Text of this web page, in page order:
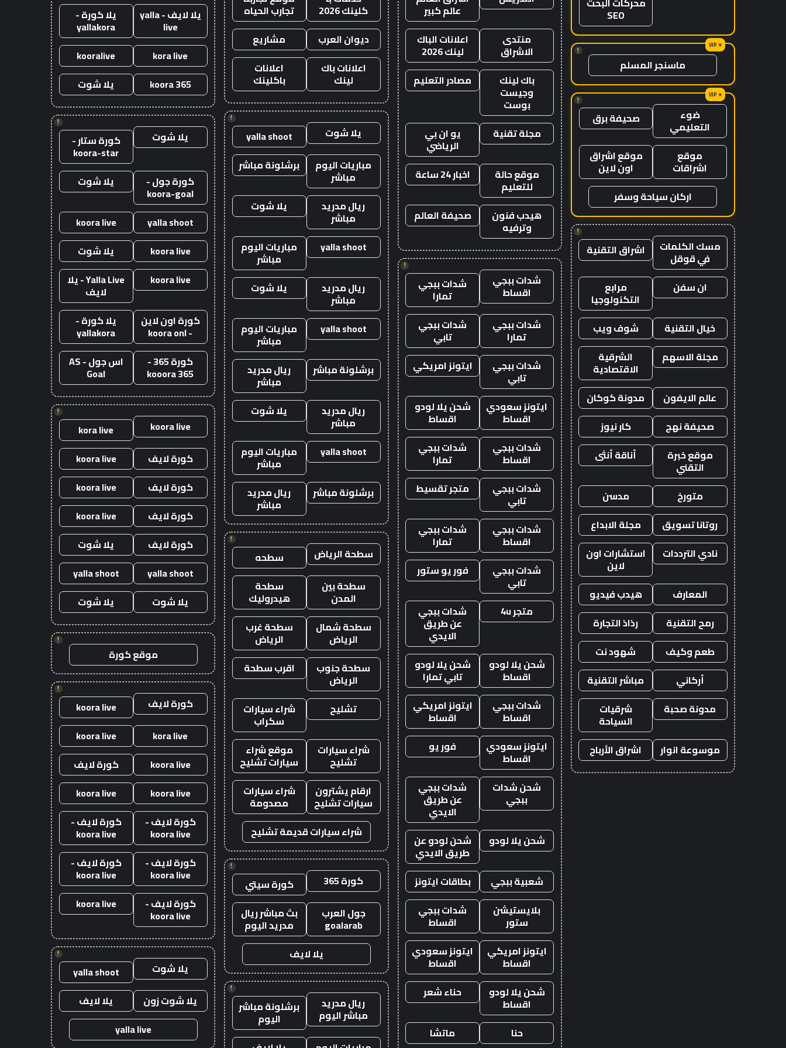
SEO
!
ماسنجر المسلم
!
ضوء
التعليمي صحيفة برق
موقع
اشراقات
موقع اشراق
اون لاين
اركان سياحة وسفر
!
مسك الكلمات
في قوقل اشراق التقنية
ان سفن مرابع
التكنولوجيا
خيال التقنية
شوف ويب
مجلة الاسهم
الشرقية
الاقتصادية
عالم الايفون
مدونة كوكان
صحيفة نهج
كار نيوز
موقع خبرة
التقني
أناقة أنثى
متورخ
مدسن
روتانا تسويق
مجلة الابداع
نادي الترددات
استشارات اون
لاين
المعارف
هيدب فيديو
رمح التقنية
رذاذ التجارة
طعم وكيف
شهود نت
أركاني
مباشر التقنية
مدونة صحبة
شرقيات
السياحة
موسوعة انوار
اشراق الأرباح
عالم كبير
منتدى
الاشراق
اعلانات الباك
لينك 2026
باك لينك
وجيست
بوست
مصادر التعليم
مجلة تقنية يو ان بي
الرياضي
موقع حالة
للتعليم
اخبار 24 ساعة
هيدب فنون
وترفيه
صحيفة العالم
!
شدات ببجي
اقساط شدات ببجي
تمارا
شدات ببجي
تمارا
شدات ببجي
تابي
شدات ببجي
تابي
ايتونز امريكي
ايتونز سعودي
اقساط
شحن يلا لودو
اقساط
شدات ببجي
اقساط
شدات ببجي
تمارا
شدات ببجي
تابي
متجر تقسيط
شدات ببجي
اقساط
شدات ببجي
تمارا
شدات ببجي
تابي
فور يو ستور
متجر 4u شدات ببجي
عن طريق
الايدي
شحن يلا لودو
اقساط
شحن يلا لودو
تابي تمارا
شدات ببجي
اقساط
ايتونز امريكي
اقساط
ايتونز سعودي
اقساط
فور يو
شحن شدات
ببجي
شدات ببجي
عن طريق
الايدي
شحن يلا لودو
شحن لودو عن
طريق الايدي
شعبية ببجي
بطاقات ايتونز
بلايستيشن
ستور
شدات ببجي
اقساط
ايتونز امريكي
اقساط
ايتونز سعودي
اقساط
شحن يلا لودو
اقساط
حناء شعر
حنا ماتشا
كلينك 2026
تجارب الحياه
ديوان العرب
مشاريع
اعلانات باك
لينك
اعلانات
باكلينك
!
يلا شوت
yalla shoot
مباريات اليوم
مباشر
برشلونة مباشر
ريال مدريد
مباشر
يلا شوت
yalla shoot مباريات اليوم
مباشر
ريال مدريد
مباشر
يلا شوت
yalla shoot مباريات اليوم
مباشر
برشلونة مباشر
ريال مدريد
مباشر
ريال مدريد
مباشر
يلا شوت
yalla shoot مباريات اليوم
مباشر
برشلونة مباشر
ريال مدريد
مباشر
!
سطحة الرياض
سطحه
سطحة بين
المدن
سطحة
هيدروليك
سطحة شمال
الرياض
سطحة غرب
الرياض
سطحة جنوب
الرياض
اقرب سطحة
تشليح شراء سيارات
سكراب
شراء سيارات
تشليح
موقع شراء
سيارات تشليح
ارقام يشترون
سيارات تشليح
شراء سيارات
مصدومة
شراء سيارات قديمة تشليح
!
كورة 365
كورة سيتي
جول العرب
goalarab
بث مباشر ريال
مدريد اليوم
يلا لايف
!
ريال مدريد
مباشر اليوم برشلونة مباشر
اليوم
يلا لايف - yalla
live
يلا كورة -
yallakora
kora live
kooralive
koora 365
يلا شوت
!
يلا شوت كورة ستار -
koora-star
كورة جول -
koora-goal
يلا شوت
yalla shoot
koora live
koora live
يلا شوت
koora live
Yalla Live - يلا
لايف
كورة اون لاين
- koora onl
يلا كورة -
yallakora
كورة 365 -
kooora 365
اس جول - AS
Goal
!
koora live
kora live
كورة لايف
koora live
كورة لايف
koora live
كورة لايف
koora live
كورة لايف
يلا شوت
yalla shoot
yalla shoot
يلا شوت
يلا شوت
!
موقع كورة
!
كورة لايف
koora live
kora live
koora live
koora live
كورة لايف
koora live
koora live
كورة لايف -
koora live
كورة لايف -
koora live
كورة لايف -
koora live
كورة لايف -
koora live
كورة لايف -
koora live
koora live
!
يلا شوت
yalla shoot
يلا شوت زون
يلا لايف
yalla live